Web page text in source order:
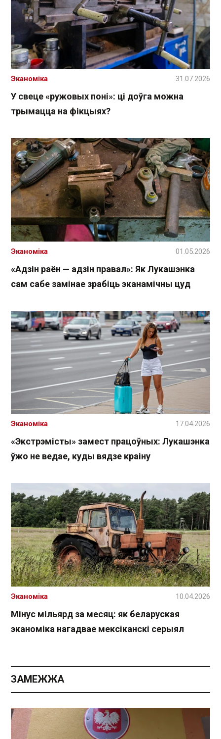
У свеце «ружовых поні»: ці доўга можна
трымацца на фікцыях?
Эканоміка 31.07.2026
«Адзін раён — адзін правал»: Як Лукашэнка
сам сабе замінае зрабіць эканамічны цуд
Эканоміка 01.05.2026
«Экстрэмісты» замест працоўных: Лукашэнка
ўжо не ведае, куды вядзе краіну
Эканоміка 17.04.2026
Мінус мільярд за месяц: як беларуская
эканоміка нагадвае мексіканскі серыял
Эканоміка 10.04.2026
ЗАМЕЖЖА